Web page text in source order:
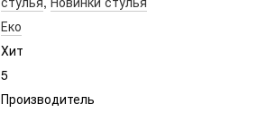
Еко
Хит
5
Производитель